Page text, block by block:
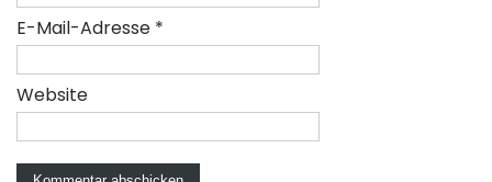
E-Mail-Adresse *
Website